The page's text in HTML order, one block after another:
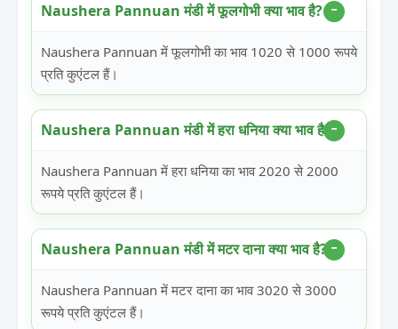
Naushera Pannuan मंडी में फूलगोभी क्या भाव है?
Naushera Pannuan में फूलगोभी का भाव 1020 से 1000 रूपये
प्रति कुएंटल हैं।
Naushera Pannuan मंडी में हरा धनिया क्या भाव है?
Naushera Pannuan में हरा धनिया का भाव 2020 से 2000
रूपये प्रति कुएंटल हैं।
Naushera Pannuan मंडी में मटर दाना क्या भाव है?
Naushera Pannuan में मटर दाना का भाव 3020 से 3000
रूपये प्रति कुएंटल हैं।